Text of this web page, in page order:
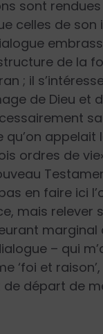
sont
celles de son
de la
; il
de Dieu et
appelait
ordres de
en faire ici
mais relever
marginal
– qui
‘foi et
départ de